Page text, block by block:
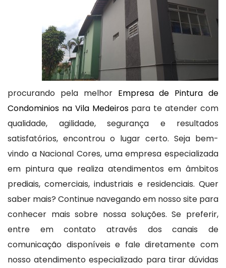
procurando pela melhor Empresa de Pintura de
Condominios na Vila Medeirospara te atender com
qualidade, agilidade, segurança e resultados
satisfatórios, encontrou o lugar certo. Seja bem-
vindo a Nacional Cores, uma empresa especializada
em pintura que realiza atendimentos em âmbitos
prediais, comerciais, industriais e residenciais. Quer
saber mais? Continue navegando em nosso site para
conhecer mais sobre nossa soluções. Se preferir,
entre em contato através dos canais de
comunicação disponíveis e fale diretamente com
nosso atendimento especializado para tirar dúvidas